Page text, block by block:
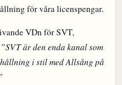
för våra licenspengar.
VDn för SVT,
”SVT är den enda kanal som
i stil med Allsång på